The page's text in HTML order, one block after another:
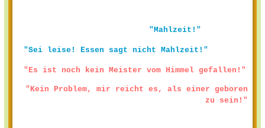
"Mahlzeit!"
"Sei leise! Essen sagt nicht Mahlzeit!"
"Es ist noch kein Meister vom Himmel gefallen!"
"Kein Problem, mir reicht es, als einer geboren
zu sein!"